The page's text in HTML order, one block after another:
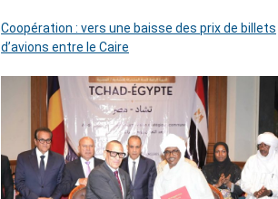
Coopération : vers une baisse des prix de billets
d’avions entre le Caire